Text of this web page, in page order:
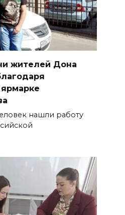
жителей Дона
нашли работу